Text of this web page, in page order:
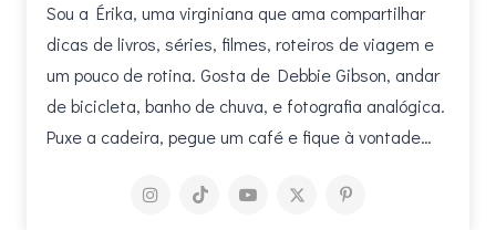
Sou a Érika, uma virginiana que ama compartilhar
dicas de livros, séries, filmes, roteiros de viagem e
um pouco de rotina. Gosta de Debbie Gibson, andar
de bicicleta, banho de chuva, e fotografia analógica.
Puxe a cadeira, pegue um café e fique à vontade…